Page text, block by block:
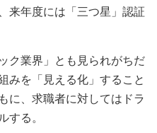
来年度には「三つ星」認証
ク業界」とも見られがちだ
みを「見える化」すること
に、求職者に対してはドラ
する。